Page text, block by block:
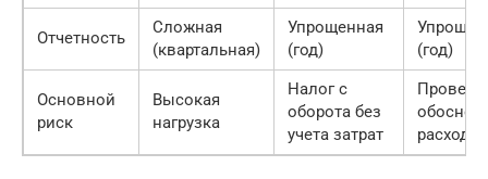
Отчетность
Сложная
(квартальная)
Упрощенная
(год)
(год)
Основной
риск
Высокая
нагрузка
Налог с
оборота без
учета затрат
расходов